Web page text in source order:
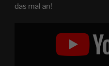
das mal an!